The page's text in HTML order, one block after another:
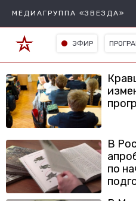
МЕДИАГРУППА «ЗВЕЗДА»
ЭФИР
В
по